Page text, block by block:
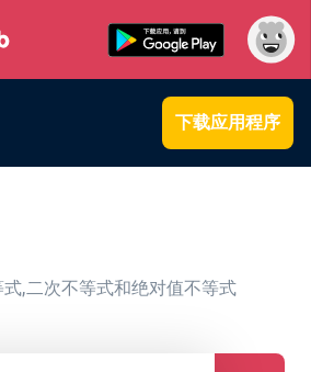
下载应用程序
,二次不等式和绝对值不等式